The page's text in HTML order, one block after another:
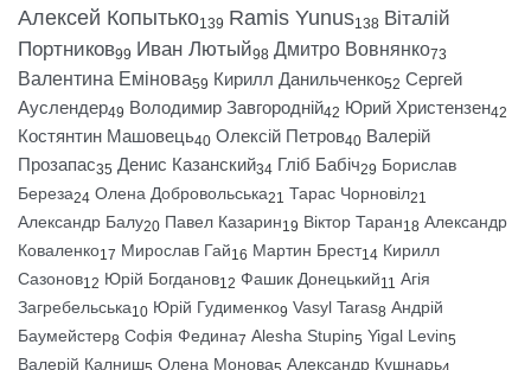
Алексей Копытько139 Ramis Yunus138 Віталій
Портников99 Иван Лютый98 Дмитро Вовнянко73
Валентина Емінова59 Кирилл Данильченко52 Сергей
Ауслендер49 Володимир Завгородній42 Юрий Христензен42
Костянтин Машовець40 Олексій Петров40 Валерій
Прозапас35 Денис Казанский34 Гліб Бабіч29 Борислав
Береза24 Олена Добровольська21 Тарас Чорновіл21
Александр Балу20 Павел Казарин19 Віктор Таран18 Александр
Коваленко17 Мирослав Гай16 Мартин Брест14 Кирилл
Сазонов12 Юрій Богданов12 Фашик Донецький11 Агія
Загребельська10 Юрій Гудименко9 Vasyl Taras8 Андрій
Баумейстер8 Софія Федина7 Alesha Stupin5 Yigal Levin5
Валерій Калниш Олена Монова Александр Кушнарь